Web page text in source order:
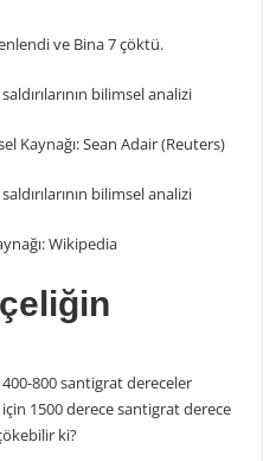
ve Bina 7 çöktü.
Kaynağı: Sean Adair (Reuters)
Wikipedia
400-800 santigrat dereceler
1500 derece santigrat derece
ki?